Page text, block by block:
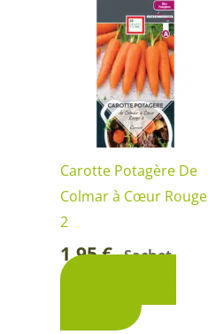
Carotte Potagère De
Colmar à Cœur Rouge
2
1,95€-Sachet